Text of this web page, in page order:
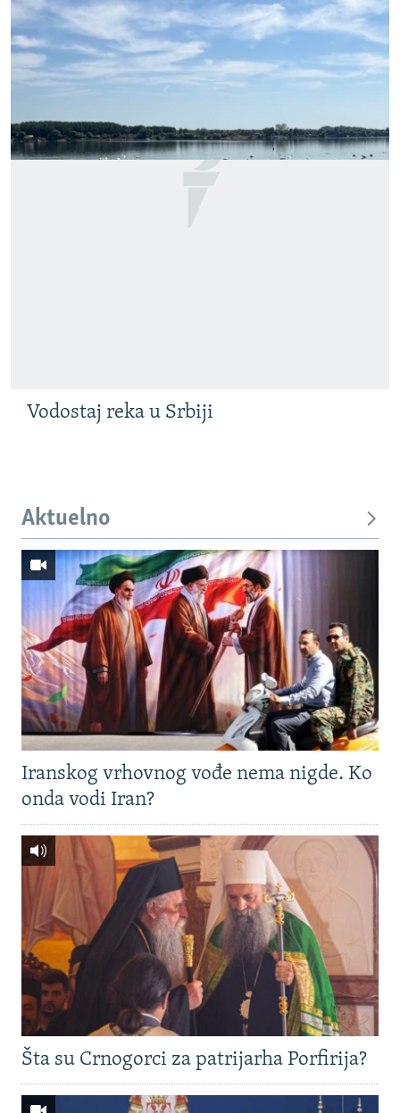
Vodostaj reka u Srbiji
Aktuelno
Iranskog vrhovnog vođe nema nigde. Ko
onda vodi Iran?
Šta su Crnogorci za patrijarha Porfirija?